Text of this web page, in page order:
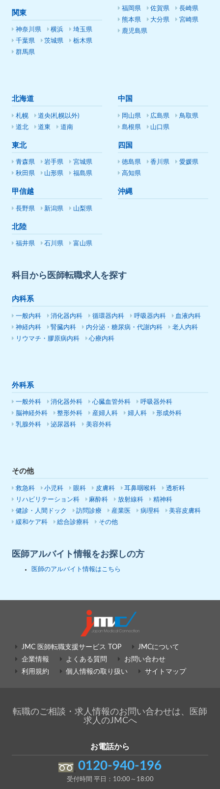
関東
神奈川県 横浜
埼玉県
千葉県
茨城県
栃木県
群馬県
福岡県 佐賀県
長崎県
熊本県
大分県
宮崎県
鹿児島県
北海道
札幌
道央(札幌以外)
道北
道東 道南
東北
青森県 岩手県
宮城県
秋田県
山形県 福島県
甲信越
長野県 新潟県 山梨県
北陸
福井県 石川県 富山県
中国
岡山県 広島県
鳥取県
島根県
山口県
四国
徳島県 香川県
愛媛県
高知県
沖縄
科目から医師転職求人を探す
内科系
一般内科 消化器内科 循環器内科 呼吸器内科
血液内科
神経内科
腎臓内科 内分泌・糖尿病・代謝内科
老人内科
リウマチ・膠原病内科
心療内科
外科系
一般外科 消化器外科 心臓血管外科
呼吸器外科
脳神経外科
整形外科 産婦人科 婦人科
形成外科
乳腺外科
泌尿器科 美容外科
その他
救急科 小児科 眼科 皮膚科 耳鼻咽喉科
透析科
リハビリテーション科
麻酔科 放射線科
精神科
健診・人間ドック
訪問診療 産業医 病理科
美容皮膚科
緩和ケア科
総合診療科 その他
医師アルバイト情報をお探しの方
医師のアルバイト情報はこちら
JMC 医師転職支援サービス TOP
JMCについて
企業情報
よくある質問
お問い合わせ
利用規約
個人情報の取り扱い サイトマップ
転職のご相談・求人情報のお問い合わせは、医師
求人のJMCへ
お電話から
0120-940-196
受付時間 平日：10:00～18:00